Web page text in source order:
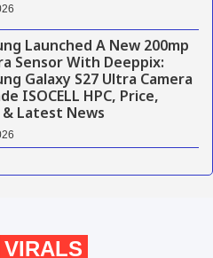
Launched A New 200mp
Sensor With Deeppix:
Galaxy S27 Ultra Camera
ISOCELL HPC, Price,
& Latest News
VIRALS